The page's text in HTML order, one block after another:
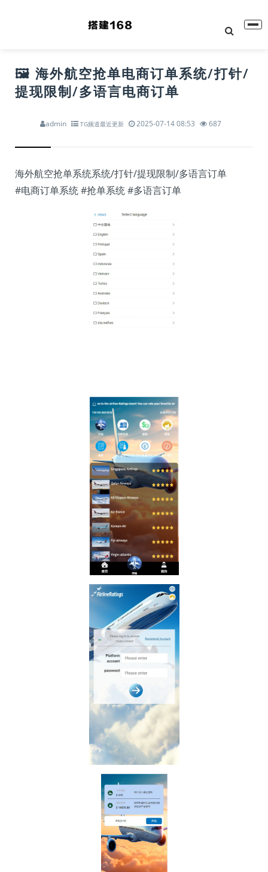
🖼 海外航空抢单电商订单系统/打针/
提现限制/多语言电商订单
admin TG频道最近更新 2025-07-14 08:53 687
海外航空抢单系统系统/打针/提现限制/多语言订单
#电商订单系统#抢单系统#多语言订单